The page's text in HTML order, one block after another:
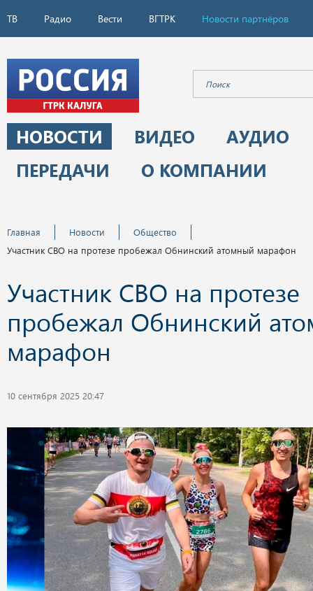
ТВ Радио Вести ВГТРК Новости партнёров
НОВОСТИ ВИДЕО
АУДИО
ПЕРЕДАЧИ
О КОМПАНИИ
Главная Новости
Общество
Участник СВО на протезе пробежал Обнинский атомный марафон
Участник СВО на протезе
пробежал Обнинский
марафон
10 сентября 2025 20:47